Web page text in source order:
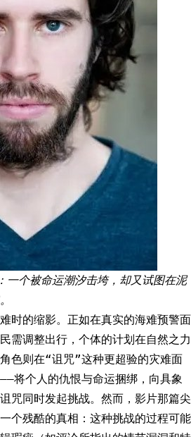
一个被命运潮汐击垮，却又试图在泥
时的缩影。正如在真实的海难预警面
需调整出行，个体的计划在自然之力
色则在“诅咒”这种更超验的灾难面
将个人的仇恨与命运捆绑，向具象
咒同时发起挑战。然而，影片那篇尖
个残酷的真相：这种挑战的过程可能